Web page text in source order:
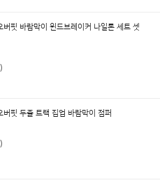
버핏 바람막이 윈드브레이커 나일론 세트 셋
버핏 두줄 트랙 집업 바람막이 점퍼